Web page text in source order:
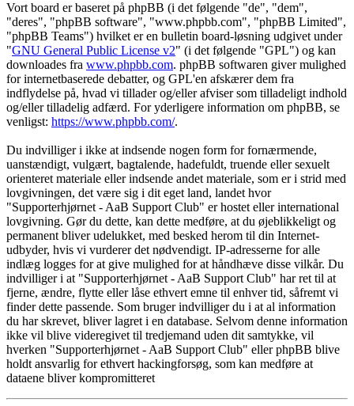
Vort board er baseret på phpBB (i det følgende "de", "dem",
"deres", "phpBB software", "www.phpbb.com", "phpBB Limited",
"phpBB Teams") hvilket er en bulletin board-løsning udgivet under
"GNU General Public License v2" (i det følgende "GPL") og kan
downloades fra www.phpbb.com. phpBB softwaren giver mulighed
for internetbaserede debatter, og GPL'en afskærer dem fra
indflydelse på, hvad vi tillader og/eller afviser som tilladeligt indhold
og/eller tilladelig adfærd. For yderligere information om phpBB, se
venligst: https://www.phpbb.com/.
Du indvilliger i ikke at indsende nogen form for fornærmende,
uanstændigt, vulgært, bagtalende, hadefuldt, truende eller sexuelt
orienteret materiale eller indsende andet materiale, som er i strid med
lovgivningen, det være sig i dit eget land, landet hvor
"Supporterhjørnet - AaB Support Club" er hostet eller international
lovgivning. Gør du dette, kan dette medføre, at du øjeblikkeligt og
permanent bliver udelukket, med besked herom til din Internet-
udbyder, hvis vi vurderer det nødvendigt. IP-adresserne for alle
indlæg logges for at give mulighed for at håndhæve disse vilkår. Du
indvilliger i at "Supporterhjørnet - AaB Support Club" har ret til at
fjerne, ændre, flytte eller låse ethvert emne til enhver tid, såfremt vi
finder dette passende. Som bruger indvilliger du i at al information
du har skrevet, bliver lagret i en database. Selvom denne information
ikke vil blive videregivet til tredjemand uden dit samtykke, vil
hverken "Supporterhjørnet - AaB Support Club" eller phpBB blive
holdt ansvarlig for ethvert hackingforsøg, som kan medføre at
dataene bliver kompromitteret